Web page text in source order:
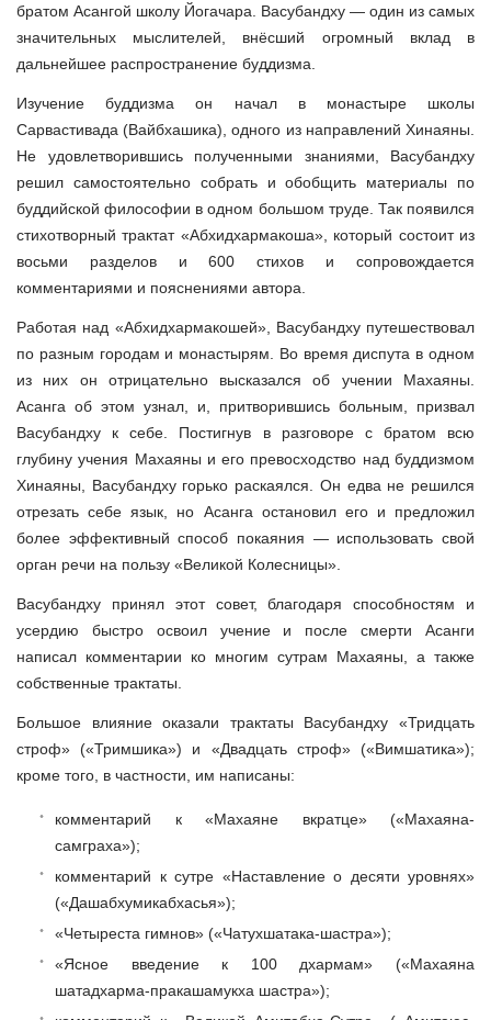
братом Асангой школу Йогачара. Васубандху — один из самых
значительных мыслителей, внёсший огромный вклад в
дальнейшее распространение буддизма.
Изучение буддизма он начал в монастыре школы
Сарвастивада (Вайбхашика), одного из направлений Хинаяны.
Не удовлетворившись полученными знаниями, Васубандху
решил самостоятельно собрать и обобщить материалы по
буддийской философии в одном большом труде. Так появился
стихотворный трактат «Абхидхармакоша», который состоит из
восьми разделов и 600 стихов и сопровождается
комментариями и пояснениями автора.
Работая над «Абхидхармакошей», Васубандху путешествовал
по разным городам и монастырям. Во время диспута в одном
из них он отрицательно высказался об учении Махаяны.
Асанга об этом узнал, и, притворившись больным, призвал
Васубандху к себе. Постигнув в разговоре с братом всю
глубину учения Махаяны и его превосходство над буддизмом
Хинаяны, Васубандху горько раскаялся. Он едва не решился
отрезать себе язык, но Асанга остановил его и предложил
более эффективный способ покаяния — использовать свой
орган речи на пользу «Великой Колесницы».
Васубандху принял этот совет, благодаря способностям и
усердию быстро освоил учение и после смерти Асанги
написал комментарии ко многим сутрам Махаяны, а также
собственные трактаты.
Большое влияние оказали трактаты Васубандху «Тридцать
строф» («Тримшика») и «Двадцать строф» («Вимшатика»);
кроме того, в частности, им написаны:
комментарий к «Махаяне вкратце» («Махаяна-
самграха»);
комментарий к сутре «Наставление о десяти уровнях»
(«Дашабхумикабхасья»);
«Четыреста гимнов» («Чатухшатака-шастра»);
«Ясное введение к 100 дхармам» («Махаяна
шатадхарма-пракашамукха шастра»);